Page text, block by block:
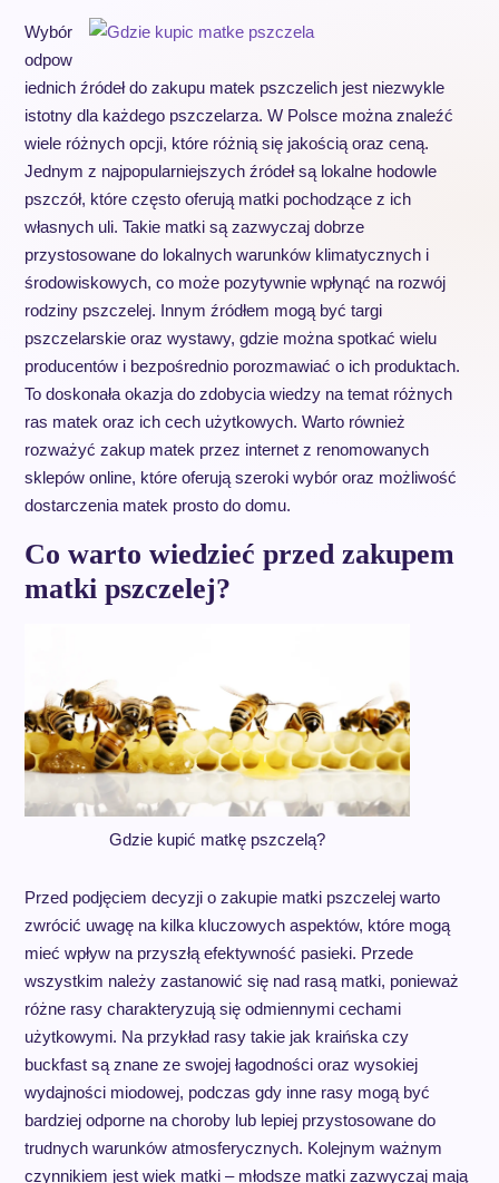
Wybór
odpow
iednich źródeł do zakupu matek pszczelich jest niezwykle
istotny dla każdego pszczelarza. W Polsce można znaleźć
wiele różnych opcji, które różnią się jakością oraz ceną.
Jednym z najpopularniejszych źródeł są lokalne hodowle
pszczół, które często oferują matki pochodzące z ich
własnych uli. Takie matki są zazwyczaj dobrze
przystosowane do lokalnych warunków klimatycznych i
środowiskowych, co może pozytywnie wpłynąć na rozwój
rodziny pszczelej. Innym źródłem mogą być targi
pszczelarskie oraz wystawy, gdzie można spotkać wielu
producentów i bezpośrednio porozmawiać o ich produktach.
To doskonała okazja do zdobycia wiedzy na temat różnych
ras matek oraz ich cech użytkowych. Warto również
rozważyć zakup matek przez internet z renomowanych
sklepów online, które oferują szeroki wybór oraz możliwość
dostarczenia matek prosto do domu.
Co warto wiedzieć przed zakupem
matki pszczelej?
Gdzie kupić matkę pszczelą?
Przed podjęciem decyzji o zakupie matki pszczelej warto
zwrócić uwagę na kilka kluczowych aspektów, które mogą
mieć wpływ na przyszłą efektywność pasieki. Przede
wszystkim należy zastanowić się nad rasą matki, ponieważ
różne rasy charakteryzują się odmiennymi cechami
użytkowymi. Na przykład rasy takie jak kraińska czy
buckfast są znane ze swojej łagodności oraz wysokiej
wydajności miodowej, podczas gdy inne rasy mogą być
bardziej odporne na choroby lub lepiej przystosowane do
trudnych warunków atmosferycznych. Kolejnym ważnym
czynnikiem jest wiek matki – młodsze matki zazwyczaj mają